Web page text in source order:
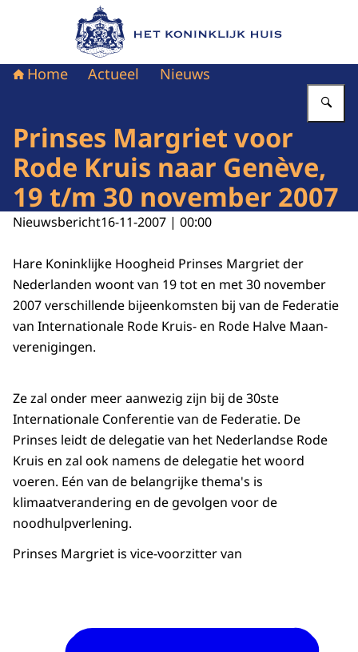
Naar de homepage van Het Koninklijk Huis
Home Actueel Nieuws
Prinses Margriet voor
Rode Kruis naar Genève,
19 t/m 30 november 2007
Nieuwsbericht16-11-2007 | 00:00
Hare Koninklijke Hoogheid Prinses Margriet der
Nederlanden woont van 19 tot en met 30 november
2007 verschillende bijeenkomsten bij van de Federatie
van Internationale Rode Kruis- en Rode Halve Maan-
verenigingen.
Ze zal onder meer aanwezig zijn bij de 30ste
Internationale Conferentie van de Federatie. De
Prinses leidt de delegatie van het Nederlandse Rode
Kruis en zal ook namens de delegatie het woord
voeren. Eén van de belangrijke thema's is
klimaatverandering en de gevolgen voor de
noodhulpverlening.
Prinses Margriet is vice-voorzitter van